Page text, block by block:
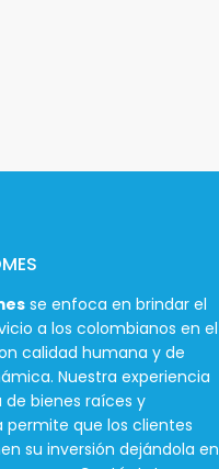
se enfoca en brindar el
a los colombianos en el
calidad humana y de
Nuestra experiencia
de bienes raíces y
permite que los clientes
su inversión dejándola en